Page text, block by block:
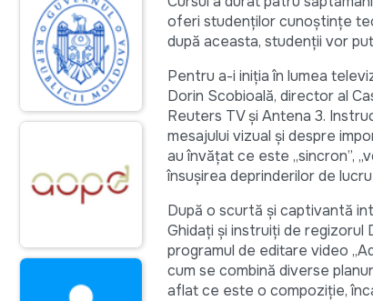
oferi studenților cunoștințe
după aceasta, studenții vor
Pentru a-i iniția în lumea
Dorin Scobioală, director al
Reuters TV și Antena 3.
mesajului vizual și despre
au învățat ce este „sincron”,
însușirea deprinderilor de
După o scurtă și captivantă
Ghidați și instruiți de regizorul
programul de editare video
cum se combină diverse
aflat ce este o compoziție,